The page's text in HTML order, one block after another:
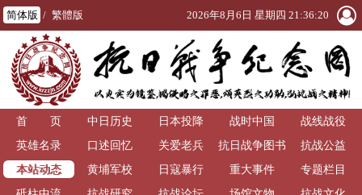
简体版 / 繁體版 2026年8月6日 星期四 21:36:21
首 页 中日历史 日本投降 战时中国
战线战役
英雄名录
口述回忆 关爱老兵
抗日战争图书
馆
抗战公益
本站动态
黄埔军校 日寇暴行 重大事件
专题栏目